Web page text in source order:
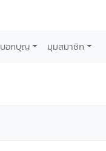
บอกบุญ มุมสมาชิก